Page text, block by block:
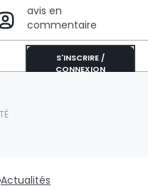
avis en
commentaire
S'INSCRIRE /
CONNEXION
Actualités